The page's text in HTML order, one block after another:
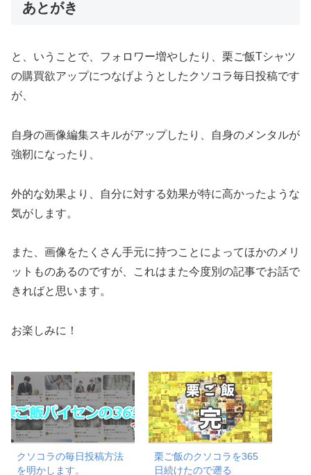
あとがき
と、いうことで、フォロワー増やしたり、栗ご飯Tシャツ
の購買欲アップにつなげようとしたクソコラ毎日投稿です
が、
自身の画像編集スキルがアップしたり、自身のメンタルが
強靭になったり、
外的な効果より、自分に対する効果が特に高かったような
気がします。
また、画像をたくさん手元に持つことによってほかのメリ
ットものあるのですが、これはまた今度別の記事でお話で
きればと思います。
お楽しみに！
クソコラの毎日投稿方法
を明かします。
栗ご飯のクソコラを365
日続けたので遡る